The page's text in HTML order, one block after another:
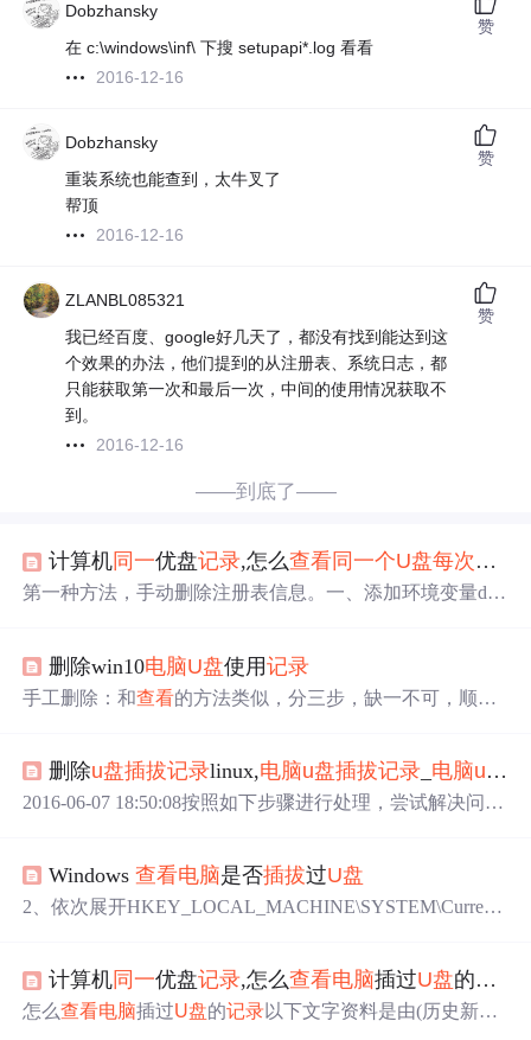
Dobzhansky
在 c:\windows\inf\ 下搜 setupapi*.log 看看
2016-12-16
赞
Dobzhansky
重装系统也能查到，太牛叉了
帮顶
2016-12-16
赞
ZLANBL085321
我已经百度、google好几天了，都没有找到能达到这
个效果的办法，他们提到的从注册表、系统日志，都
只能获取第一次和最后一次，中间的使用情况获取不
到。
2016-12-16
赞
——到底了——
计算机 同一优盘记录,怎么查看 同一个U盘每次 在
第一种方法，手动删除注册表信息。一、添加环境变量dev
把和U盘有关的删掉。三、 打开计算机管理，把可移动存
储相关的删除。 四、 把1中加入的系统环境变量删除。
删除win10电脑U盘使用记录
手工删除：和查看的方法类似，分三步，缺一不可，顺序
勾上“ 查看”菜单中的“显示隐藏设备”。如果之前已经打开
设备管理器，则要关了，重新打开。 第三步 清除“磁盘驱
删除u盘插拔记录linux,电脑u盘插拔记录 电脑u盘
2016-06-07 18:50:08按照如下步骤进行处理，尝试解决问
电脑，右下角有图标，不显示驱动器。 ...2016-05-06 22:1
2:45按照如下步骤进行处理，尝试解决问题。 1、USB
Windows查看电脑是否插拔过U盘
2、依次展开HKEY_LOCAL_MACHINE\SYSTEM\Current
口的光驱等，但是不包括鼠标和键盘。2）重装系统可以消
除U盘插拔记录。若你要重装系统，难免会用到U盘或者U
计算机 同一优盘记录,怎么查看电脑插过U盘的记录
怎么查看电脑插过U盘的记录以下文字资料是由(历史新知